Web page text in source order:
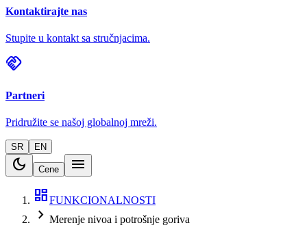
Kontaktirajte nas
Stupite u kontakt sa stručnjacima.
handshake
Partneri
Pridružite se našoj globalnoj mreži.
SR EN
dark_mode Cene
menu
dashboardFUNKCIONALNOSTI
chevron_right Merenje nivoa i potrošnje goriva